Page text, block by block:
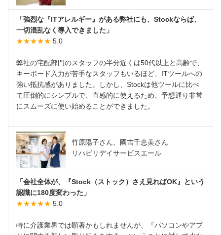
「強烈な『ITアレルギー』がある弊社にも、Stockならば、
一切混乱なく導入できました」
★★★★★ 5.0
弊社の宅配部門のスタッフの半分近くは50代以上と高齢で、
キーボード入力が苦手なスタッフもいるほど、ITツールへの
強い抵抗感がありました。しかし、Stockは他ツールに比べ
て圧倒的にシンプルで、直感的に使えるため、予想通り非常
にスムーズに使い始めることができました。
竹原陽子さん、國吉千恵美さん
リハビリデイサービスエール
「会社全体が、『Stock（ストック）さえ見ればOK』という
認識に180度変わった」
★★★★★ 5.0
特に介護業界では顕著かもしれませんが、『パソコンやアプ